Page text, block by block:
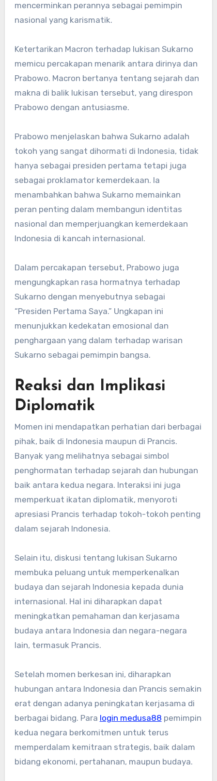
mencerminkan perannya sebagai pemimpin
nasional yang karismatik.
Ketertarikan Macron terhadap lukisan Sukarno
memicu percakapan menarik antara dirinya dan
Prabowo. Macron bertanya tentang sejarah dan
makna di balik lukisan tersebut, yang direspon
Prabowo dengan antusiasme.
Prabowo menjelaskan bahwa Sukarno adalah
tokoh yang sangat dihormati di Indonesia, tidak
hanya sebagai presiden pertama tetapi juga
sebagai proklamator kemerdekaan. Ia
menambahkan bahwa Sukarno memainkan
peran penting dalam membangun identitas
nasional dan memperjuangkan kemerdekaan
Indonesia di kancah internasional.
Dalam percakapan tersebut, Prabowo juga
mengungkapkan rasa hormatnya terhadap
Sukarno dengan menyebutnya sebagai
“Presiden Pertama Saya.” Ungkapan ini
menunjukkan kedekatan emosional dan
penghargaan yang dalam terhadap warisan
Sukarno sebagai pemimpin bangsa.
Reaksi dan Implikasi
Diplomatik
Momen ini mendapatkan perhatian dari berbagai
pihak, baik di Indonesia maupun di Prancis.
Banyak yang melihatnya sebagai simbol
penghormatan terhadap sejarah dan hubungan
baik antara kedua negara. Interaksi ini juga
memperkuat ikatan diplomatik, menyoroti
apresiasi Prancis terhadap tokoh-tokoh penting
dalam sejarah Indonesia.
Selain itu, diskusi tentang lukisan Sukarno
membuka peluang untuk memperkenalkan
budaya dan sejarah Indonesia kepada dunia
internasional. Hal ini diharapkan dapat
meningkatkan pemahaman dan kerjasama
budaya antara Indonesia dan negara-negara
lain, termasuk Prancis.
Setelah momen berkesan ini, diharapkan
hubungan antara Indonesia dan Prancis semakin
erat dengan adanya peningkatan kerjasama di
berbagai bidang. Para login medusa88 pemimpin
kedua negara berkomitmen untuk terus
memperdalam kemitraan strategis, baik dalam
bidang ekonomi, pertahanan, maupun budaya.